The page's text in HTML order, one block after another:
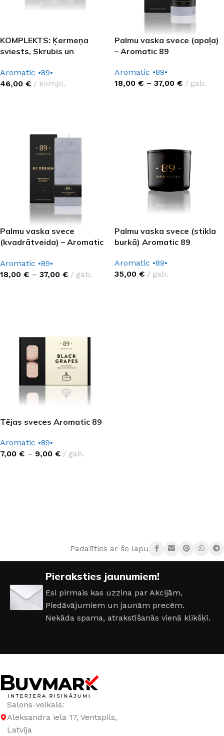
KOMPLEKTS: Ķermeņa
sviests, Skrubis un
Aromatic 89
Aromatic •89•
46,00 € kompl.
Palmu vaska svece (apaļa)
– Aromatic 89
Aromatic •89•
18,00 € – 37,00 € gab.
Palmu vaska svece
(kvadrātveida) – Aromatic
Aromatic •89•
18,00 € – 37,00 € gab.
Palmu vaska svece (stikla
burkā) Aromatic 89
Aromatic •89•
35,00 € gab.
Tējas sveces Aromatic 89
Aromatic •89•
7,00 € – 9,00 € gab.
Padalīties ar šo lapu:
Pieraksties jaunumiem!
Esi pirmais kas uzzina par Akcijām,
Piedāvājumiem un jaunām precēm.
Nekāda spama, atrakstīšanās vienā klikšķī.
Salons-veikals:
Aleksandra iela 17, Ventspils,
Latvija